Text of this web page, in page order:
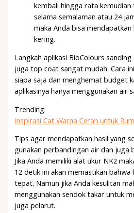
kembali hingga rata
selama semalaman atau 24
maka Anda bisa
kering.
Langkah aplikasi BioColours
juga top coat sangat mudah. Cara
siapa saja dan menghemat budget
aplikasinya hanya menggunakan air
Trending:
Inspirasi Cat Warna Cerah untuk
Tips agar mendapatkan hasil yang
gunakan perbandingan air dan juga
Jika Anda memiliki alat ukur NK2
12 detik ini akan memastikan
tepat. Namun jika Anda kesulitan
menggunakan sendok takar untuk
juga pelarut.